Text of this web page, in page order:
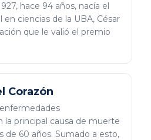
hace 94 años, nacía el
ciencias de la UBA, César
que le valió el premio
Corazón
la principal causa de muerte
de 60 años. Sumado a esto,